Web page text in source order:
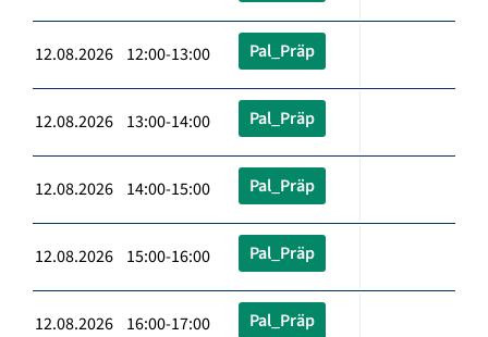
12.08.2026 12:00-13:00 Pal_Präp
12.08.2026 13:00-14:00 Pal_Präp
12.08.2026 14:00-15:00 Pal_Präp
12.08.2026 15:00-16:00 Pal_Präp
12.08.2026 16:00-17:00 Pal_Präp